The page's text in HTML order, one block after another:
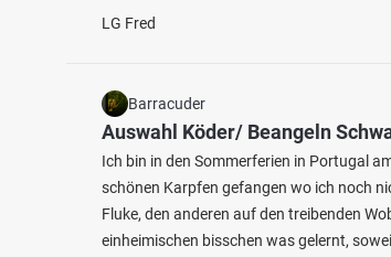
LG Fred
Barracuder
Auswahl Köder/ Beangeln
Ich bin in den Sommerferien in Portugal
schönen Karpfen gefangen wo ich noch
Fluke, den anderen auf den treibenden
einheimischen bisschen was gelernt,